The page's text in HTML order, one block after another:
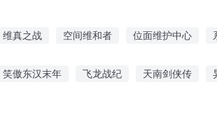
维真之战 空间维和者 位面维护中心
笑傲东汉末年 飞龙战纪 天南剑侠传